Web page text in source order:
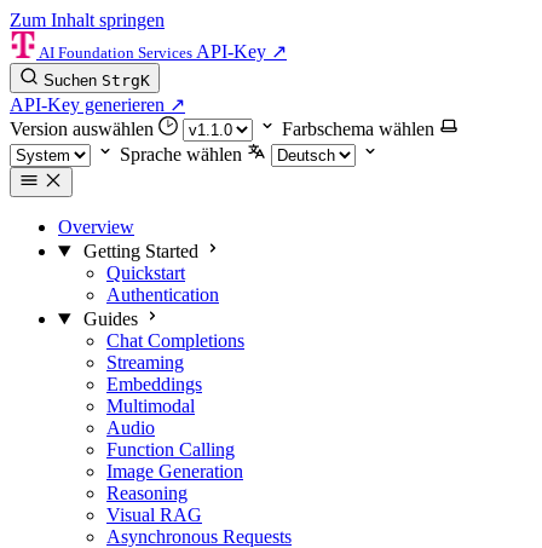
Zum Inhalt springen
AI Foundation Services API-Key ↗
Suchen StrgK
API-Key generieren ↗
Version auswählen
Farbschema wählen
Sprache wählen
Overview
Getting Started
Quickstart
Authentication
Guides
Chat Completions
Streaming
Embeddings
Multimodal
Audio
Function Calling
Image Generation
Reasoning
Visual RAG
Asynchronous Requests